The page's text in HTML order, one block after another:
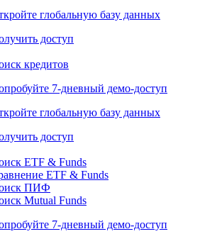
глобальную базу данных
доступ
кредитов
7-дневный демо-доступ
глобальную базу данных
доступ
ETF & Funds
ETF & Funds
ПИФ
Mutual Funds
7-дневный демо-доступ